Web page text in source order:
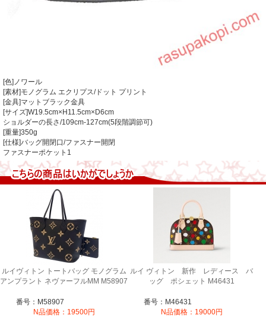
[色]ノワール
[素材]モノグラム エクリプス/ドット プリント
[金具]マットブラック金具
[サイズ]W19.5cm×H11.5cm×D6cm
ショルダーの長さ/109cm-127cm(5段階調節可)
[重量]350g
[仕様]バッグ開閉口/ファスナー開閉
ファスナーポケット1
ルイヴィトン トートバッグ モノグラム
アンプラント ネヴァーフルMM M58907
番号：M58907
N品価格：19500円
ルイ ヴィトン 新作 レディース バ
ッグ ポシェット M46431
番号：M46431
N品価格：19000円